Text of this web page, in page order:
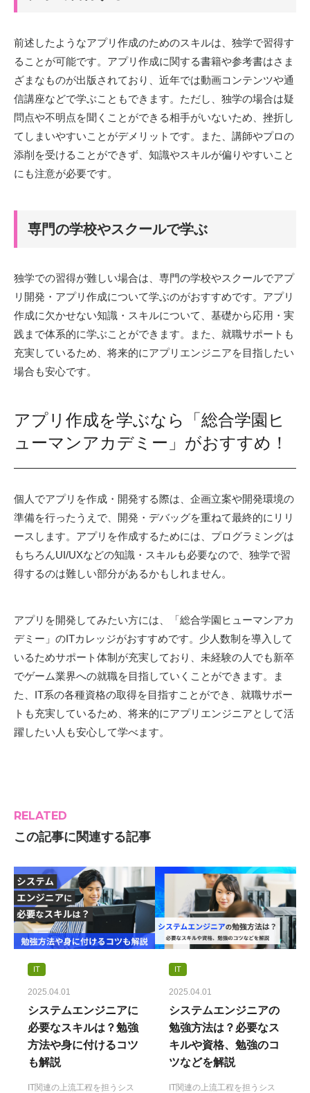
前述したようなアプリ作成のためのスキルは、独学で習得す
ることが可能です。アプリ作成に関する書籍や参考書はさま
ざまなものが出版されており、近年では動画コンテンツや通
信講座などで学ぶこともできます。ただし、独学の場合は疑
問点や不明点を聞くことができる相手がいないため、挫折し
てしまいやすいことがデメリットです。また、講師やプロの
添削を受けることができず、知識やスキルが偏りやすいこと
にも注意が必要です。
専門の学校やスクールで学ぶ
独学での習得が難しい場合は、専門の学校やスクールでアプ
リ開発・アプリ作成について学ぶのがおすすめです。アプリ
作成に欠かせない知識・スキルについて、基礎から応用・実
践まで体系的に学ぶことができます。また、就職サポートも
充実しているため、将来的にアプリエンジニアを目指したい
場合も安心です。
アプリ作成を学ぶなら「総合学園ヒ
ューマンアカデミー」がおすすめ！
個人でアプリを作成・開発する際は、企画立案や開発環境の
準備を行ったうえで、開発・デバッグを重ねて最終的にリリ
ースします。アプリを作成するためには、プログラミングは
もちろんUI/UXなどの知識・スキルも必要なので、独学で習
得するのは難しい部分があるかもしれません。
アプリを開発してみたい方には、「総合学園ヒューマンアカ
デミー」のITカレッジがおすすめです。少人数制を導入して
いるためサポート体制が充実しており、未経験の人でも新卒
でゲーム業界への就職を目指していくことができます。ま
た、IT系の各種資格の取得を目指すことができ、就職サポー
トも充実しているため、将来的にアプリエンジニアとして活
躍したい人も安心して学べます。
RELATED
この記事に関連する記事
IT
2025.04.01
システムエンジニアに
必要なスキルは？勉強
方法や身に付けるコツ
も解説
IT関連の上流工程を担うシス
IT
2025.04.01
システムエンジニアの
勉強方法は？必要なス
キルや資格、勉強のコ
ツなどを解説
IT関連の上流工程を担うシス